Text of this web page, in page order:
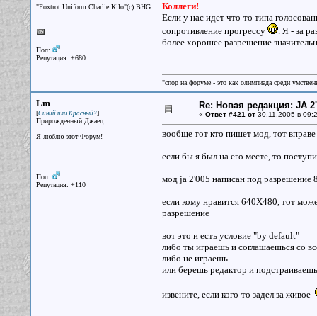
"Foxtrot Uniform Charlie Kilo"(с) BHG
Пол:
Репутация: +680
Коллеги!
Если у нас идет что-то типа
сопротивление прогрессу
. Я - за
более хорошее разрешение
"спор на форуме - это как олимпиада среди
Lm
[Синий или Красный?]
Прирожденный Джаец
Я люблю этот Форум!
Пол:
Репутация: +110
Re: Новая редакция: JA
« Ответ #421 от30.11.2005 в
вообще тот кто пишет мод, тот вправе
если бы я был на его месте, то
мод ja 2'005 написан под разрешение
если кому нравится 640X480, тот
разрешение
вот это и есть условие "by default"
либо ты играешь и соглашаешься со
либо не играешь
или берешь редактор и
извените, если кого-то задел за живое